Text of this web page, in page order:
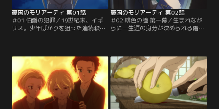
憂国のモリアーティ 第01話
＃01 伯爵の犯罪／19世紀末、イギ
リス。少年ばかりを狙った連続殺人
ら犯人がとある貴族であることを探
り当てる。特権階級の立場を利用
し、弱い立場の少年たちを慰み者に
する殺人犯を断罪すべく、“犯罪相
談役（クライムコンサルタン
ト）”であるウィリアムが…。
憂国のモリアーティ 第02話
＃02 緋色の瞳 第一幕／生まれなが
らに一生涯の身分が決められる階級
活動で訪れたラグド・スクールで不
思議な魅力を持った孤児の少年に出
会う。大人顔負けの博識でどんな相
談にも応える彼のもとに自然と集ま
る人々。そしてアルバートもまた彼
にある提案を持ちかける。